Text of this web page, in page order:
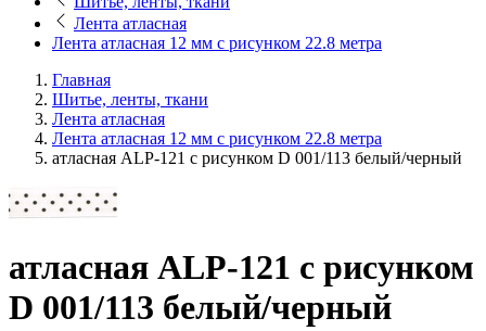
Лента атласная
Лента атласная 12 мм с рисунком 22.8 метра
Главная
Шитье, ленты, ткани
Лента атласная
Лента атласная 12 мм с рисунком 22.8 метра
атласная ALP-121 с рисунком D 001/113 белый/черный
атласная ALP-121 с рисунком
D 001/113 белый/черный